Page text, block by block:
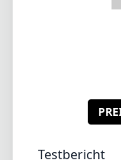
Objektiv für
relativ
Objektiv